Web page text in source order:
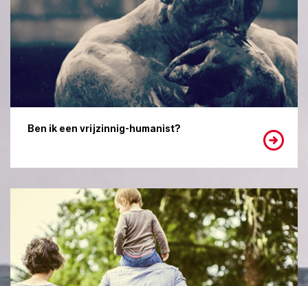
Ben ik een vrijzinnig-humanist?